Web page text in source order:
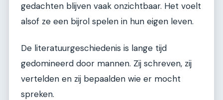
gedachten blijven vaak onzichtbaar. Het voelt
alsof ze een bijrol spelen in hun eigen leven.
De literatuurgeschiedenis is lange tijd
gedomineerd door mannen. Zij schreven, zij
vertelden en zij bepaalden wie er mocht
spreken.